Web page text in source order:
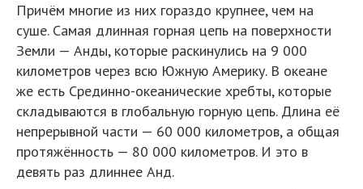
Причём многие из них гораздо крупнее, чем на
суше. Самая длинная горная цепь на поверхности
Земли — Анды, которые раскинулись на 9 000
километров через всю Южную Америку. В океане
же есть Срединно-океанические хребты, которые
складываются в глобальную горную цепь. Длина её
непрерывной части — 60 000 километров, а общая
протяжённость — 80 000 километров. И это в
девять раз длиннее Анд.